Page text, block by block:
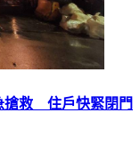
搶救 住戶快緊閉門